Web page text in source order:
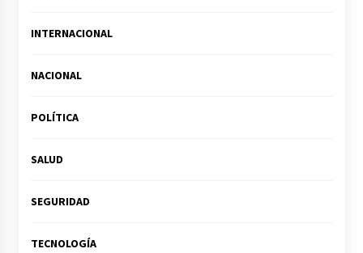
INTERNACIONAL
NACIONAL
POLÍTICA
SALUD
SEGURIDAD
TECNOLOGÍA